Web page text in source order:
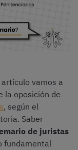
vamos a
la oposición de
, según el
Saber
de juristas
fundamental